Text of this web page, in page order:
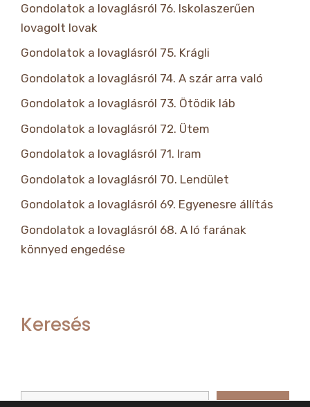
Gondolatok a lovaglásról 76. Iskolaszerűen
lovagolt lovak
Gondolatok a lovaglásról 75. Krágli
Gondolatok a lovaglásról 74. A szár arra való
Gondolatok a lovaglásról 73. Ötödik láb
Gondolatok a lovaglásról 72. Ütem
Gondolatok a lovaglásról 71. Iram
Gondolatok a lovaglásról 70. Lendület
Gondolatok a lovaglásról 69. Egyenesre állítás
Gondolatok a lovaglásról 68. A ló farának
könnyed engedése
Keresés
Keresés